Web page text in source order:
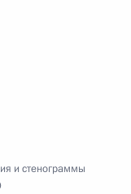
и стенограммы